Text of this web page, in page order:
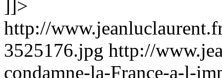
]]>
http://
3525176.jpg http://
condamne-la-France-a-l-